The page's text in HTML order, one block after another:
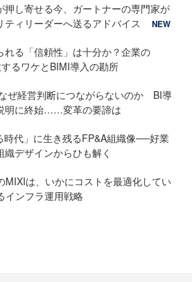
押し寄せる今、ガートナーの専門家が
ティリーダーへ送るアドバイス
NEW
れる「信頼性」は十分か？企業の
るワケとBIMI導入の勘所
ぜ経営判断につながらないのか BI導
明に終始……変革の要諦は
時代」に生き残るFP&A組織像──好業
デザインからひも解く
MIXIは、いかにコストを最適化してい
インフラ運用戦略